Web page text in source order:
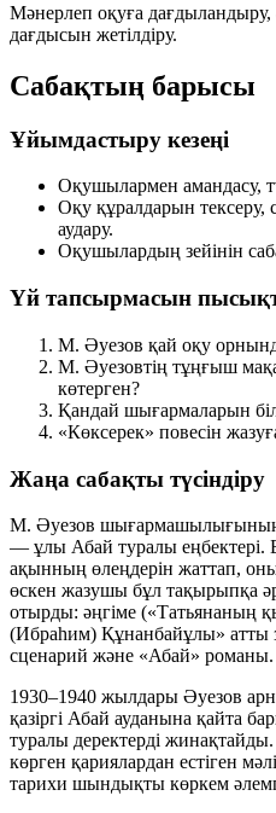
Мәнерлеп оқуға дағдыландыру,
дағдысын жетілдіру.
Сабақтың барысы
Ұйымдастыру кезеңі
Оқушылармен амандасу,
Оқу құралдарын тексеру,
аудару.
Оқушылардың зейінін
Үй тапсырмасын
М. Әуезов қай оқу
М. Әуезовтің тұңғыш
көтерген?
Қандай шығармаларын
«Көксерек» повесін
Жаңа сабақты түсіндіру
М. Әуезов шығармашылығының
— ұлы Абай туралы еңбектері.
ақынның өлеңдерін жаттап,
өскен жазушы бұл тақырыпқа
отырды: әңгіме («Татьянаның
(Ибраһим) Құнанбайұлы» атты
сценарий және «Абай» романы.
1930–1940 жылдары Әуезов
қазіргі Абай ауданына қайта
туралы деректерді
көрген қариялардан естіген
тарихи шындықты көркем